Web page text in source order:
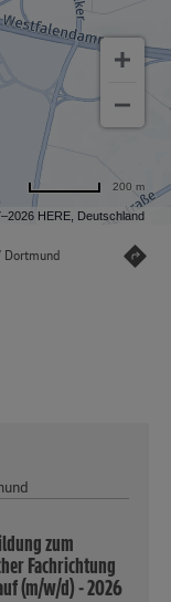
HERE, Deutschland
200 m
Dortmund
zum
Fachrichtung
(m/w/d) - 2026